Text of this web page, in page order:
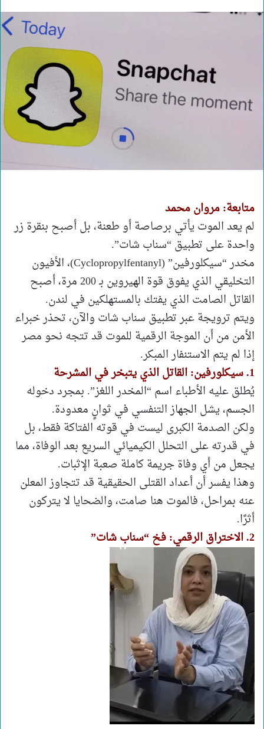
متابعة: مروان محمد
لم يعد الموت يأتي برصاصة أو طعنة، بل أصبح بنقرة زر
واحدة على تطبيق “سناب شات”.
مخدر “سيكلورفين” (Cyclopropylfentanyl)، الأفيون
التخليقي الذي يفوق قوة الهيروين بـ 200 مرة، أصبح
القاتل الصامت الذي يفتك بالمستهلكين في لندن.
ويتم ترويجة عبر تطبيق سناب شات والآن، تحذر خبراء
الأمن من أن الموجة الرقمية للموت قد تتجه نحو مصر
إذا لم يتم الاستنفار المبكر.
1. سيكلورفين: القاتل الذي يتبخر في المشرحة
يُطلق عليه الأطباء اسم “المخدر اللغز”. بمجرد دخوله
الجسم، يشل الجهاز التنفسي في ثوانٍ معدودة.
ولكن الصدمة الكبرى ليست في قوته الفتاكة فقط، بل
في قدرته على التحلل الكيميائي السريع بعد الوفاة، مما
يجعل من أي وفاة جريمة كاملة صعبة الإثبات.
وهذا يفسر أن أعداد القتلى الحقيقية قد تتجاوز المعلن
عنه بمراحل، فالموت هنا صامت، والضحايا لا يتركون
أثرًا.
2. الاختراق الرقمي: فخ “سناب شات”